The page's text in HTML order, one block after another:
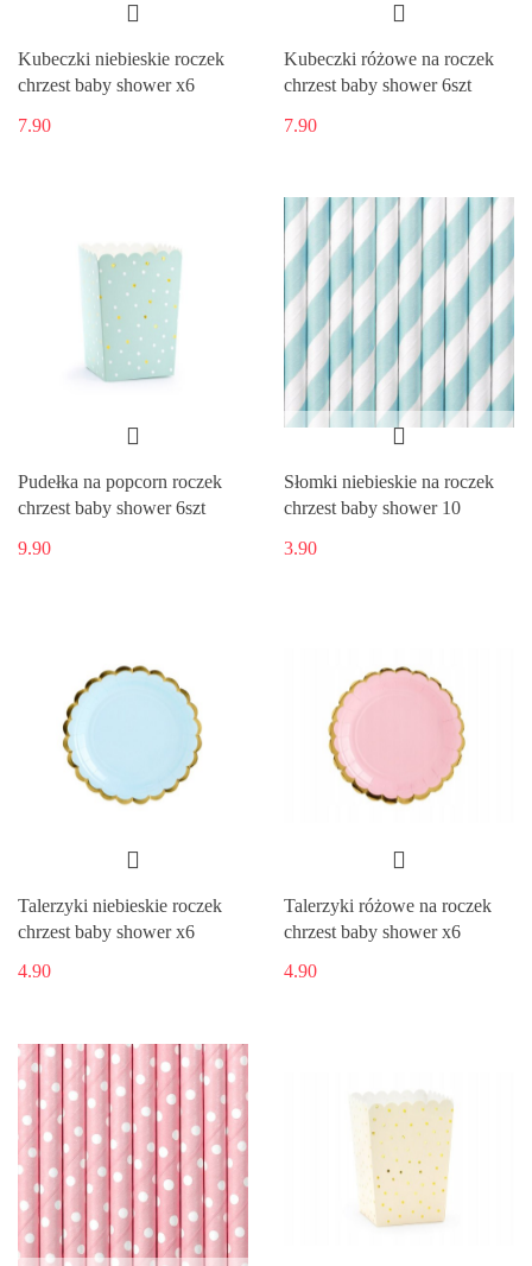
Kubeczki niebieskie roczek
chrzest baby shower x6
7.90
Kubeczki różowe na roczek
chrzest baby shower 6szt
7.90
Pudełka na popcorn roczek
chrzest baby shower 6szt
9.90
Słomki niebieskie na roczek
chrzest baby shower 10
3.90
Talerzyki niebieskie roczek
chrzest baby shower x6
4.90
Talerzyki różowe na roczek
chrzest baby shower x6
4.90